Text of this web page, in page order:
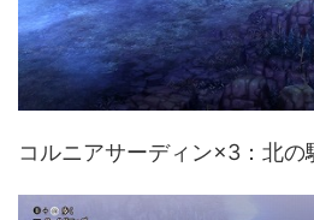
コルニアサーディン×3：北の